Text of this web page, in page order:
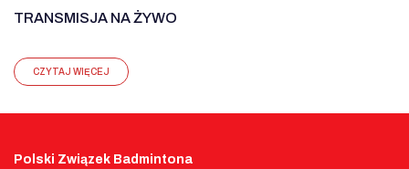
TRANSMISJA NA ŻYWO
CZYTAJ WIĘCEJ
Polski Związek Badmintona